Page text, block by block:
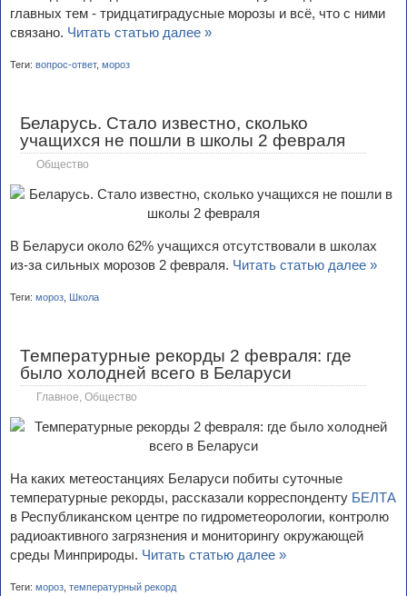
главных тем - тридцатиградусные морозы и всё, что с ними
связано. Читать статью далее »
Теги: вопрос-ответ, мороз
Беларусь. Стало известно, сколько
учащихся не пошли в школы 2 февраля
Общество
В Беларуси около 62% учащихся отсутствовали в школах
из-за сильных морозов 2 февраля. Читать статью далее »
Теги: мороз Школа
Температурные рекорды 2 февраля: где
было холодней всего в Беларуси
Главное Общество
На каких метеостанциях Беларуси побиты суточные
температурные рекорды, рассказали корреспонденту БЕЛТА
в Республиканском центре по гидрометеорологии, контролю
радиоактивного загрязнения и мониторингу окружающей
среды Минприроды. Читать статью далее »
Теги: мороз температурный рекорд